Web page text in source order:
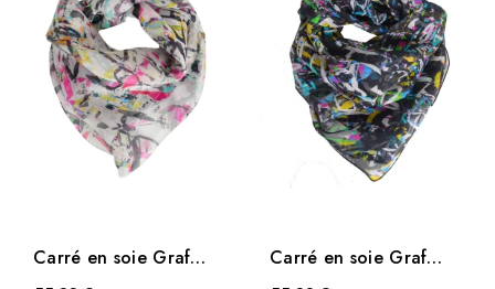
Carré en soie Graf
rose
Carré en soie Graf
noir